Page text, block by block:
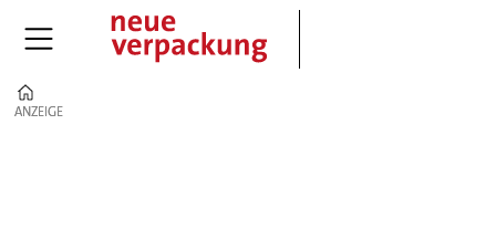
ANZEIGE
ANZEIGE